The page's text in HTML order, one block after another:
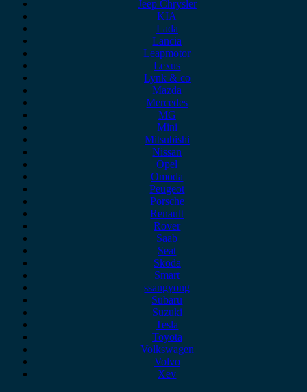
Jeep Chrysler
KIA
Lada
Lancia
Leapmotor
Lexus
Lynk & co
Mazda
Mercedes
MG
Mini
Mitsubishi
Nissan
Opel
Omoda
Peugeot
Porsche
Renault
Rover
Saab
Seat
Skoda
Smart
ssangyong
Subaru
Suzuki
Tesla
Toyota
Volkswagen
Volvo
Xev